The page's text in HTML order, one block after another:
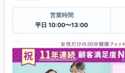
営業時間
平日 10:00〜13:00